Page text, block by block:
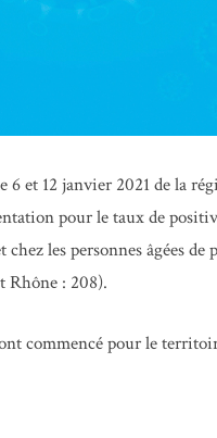
et 12 janvier 2021 de la
pour le taux de
les personnes âgées
Rhône : 208).
commencé pour le